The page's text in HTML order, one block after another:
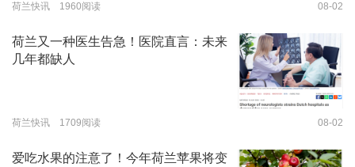
荷兰快讯 1960阅读 08-02
荷兰又一种医生告急！医院直言：未来
几年都缺人
荷兰快讯 1709阅读 08-02
爱吃水果的注意了！今年荷兰苹果将变